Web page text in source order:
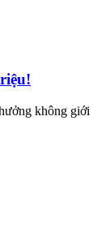
không giới